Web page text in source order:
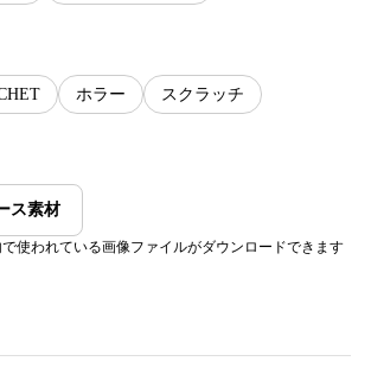
ホラー スクラッチ
ス素材
使われている画像ファイルがダウンロードできます